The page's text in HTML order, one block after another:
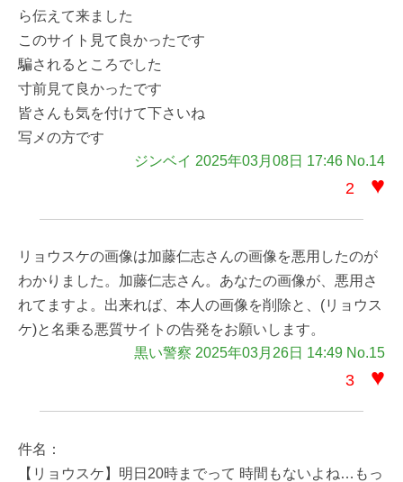
ら伝えて来ました
このサイト見て良かったです
騙されるところでした
寸前見て良かったです
皆さんも気を付けて下さいね
写メの方です
ジンベイ 2025年03月08日 17:46 No.14
2 ♥
リョウスケの画像は加藤仁志さんの画像を悪用したのが
わかりました。加藤仁志さん。あなたの画像が、悪用さ
れてますよ。出来れば、本人の画像を削除と、(リョウス
ケ)と名乗る悪質サイトの告発をお願いします。
黒い警察 2025年03月26日 14:49 No.15
3 ♥
件名：
【リョウスケ】明日20時までって 時間もないよね…もっ